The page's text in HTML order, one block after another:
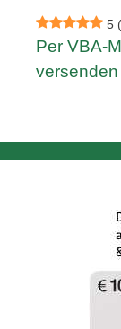
5
Per VBA-
versenden